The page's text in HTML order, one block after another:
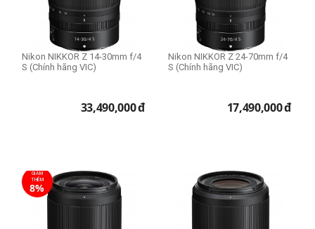
Size 82mm
Size 95mm
Lens dùng cho
Full Frame
Nikon NIKKOR Z 14-30mm f/4
S (Chính hãng VIC)
33,490,000đ
Nikon NIKKOR Z 24-70mm f/4
S (Chính hãng VIC)
17,490,000đ
GIẢM
THÊM
8%